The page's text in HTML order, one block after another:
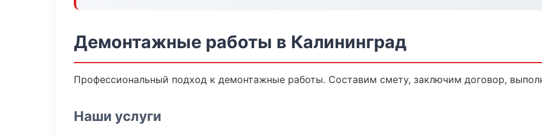
Демонтажные работы в Калининград
Профессиональный подход к демонтажные работы. Составим смету, заключим договор,
Наши услуги